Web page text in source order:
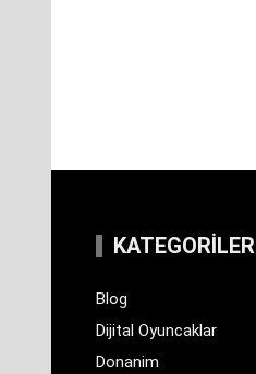
KATEGORILER
Blog
Dijital Oyuncaklar
Donanim